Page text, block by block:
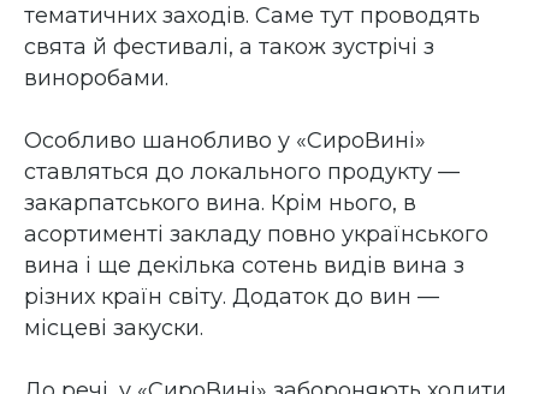
тематичних заходів. Саме тут проводять
свята й фестивалі, а також зустрічі з
виноробами.
Особливо шанобливо у «СироВині»
ставляться до локального продукту —
закарпатського вина. Крім нього, в
асортименті закладу повно українського
вина і ще декілька сотень видів вина з
різних країн світу. Додаток до вин —
місцеві закуски.